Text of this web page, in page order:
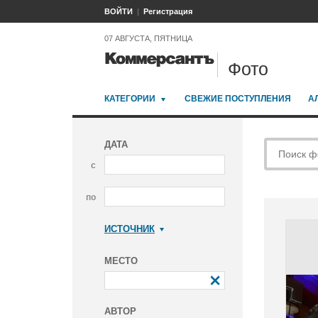
ВОЙТИ Регистрация
07 АВГУСТА, ПЯТНИЦА
Фото
КАТЕГОРИИ СВЕЖИЕ ПОСТУПЛЕНИЯ
ДАТА
с
по
ИСТОЧНИК
МЕСТО
АВТОР